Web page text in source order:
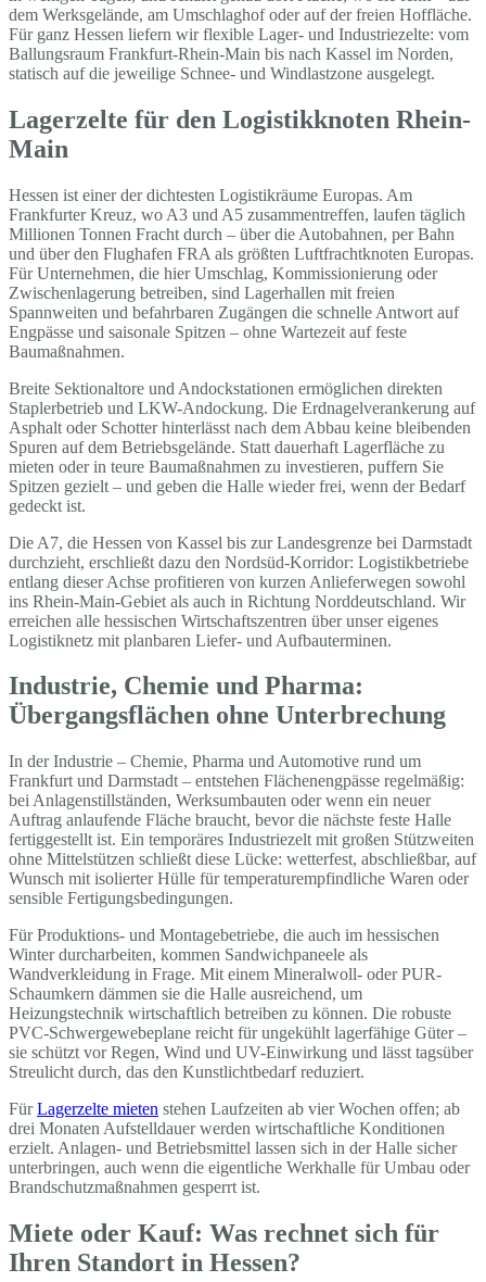
dem Werksgelände, am Umschlaghof oder auf der freien Hoffläche.
Für ganz Hessen liefern wir flexible Lager- und Industriezelte: vom
Ballungsraum Frankfurt-Rhein-Main bis nach Kassel im Norden,
statisch auf die jeweilige Schnee- und Windlastzone ausgelegt.
Lagerzelte für den Logistikknoten Rhein-
Main
Hessen ist einer der dichtesten Logistikräume Europas. Am
Frankfurter Kreuz, wo A3 und A5 zusammentreffen, laufen täglich
Millionen Tonnen Fracht durch – über die Autobahnen, per Bahn
und über den Flughafen FRA als größten Luftfrachtknoten Europas.
Für Unternehmen, die hier Umschlag, Kommissionierung oder
Zwischenlagerung betreiben, sind Lagerhallen mit freien
Spannweiten und befahrbaren Zugängen die schnelle Antwort auf
Engpässe und saisonale Spitzen – ohne Wartezeit auf feste
Baumaßnahmen.
Breite Sektionaltore und Andockstationen ermöglichen direkten
Staplerbetrieb und LKW-Andockung. Die Erdnagelverankerung auf
Asphalt oder Schotter hinterlässt nach dem Abbau keine bleibenden
Spuren auf dem Betriebsgelände. Statt dauerhaft Lagerfläche zu
mieten oder in teure Baumaßnahmen zu investieren, puffern Sie
Spitzen gezielt – und geben die Halle wieder frei, wenn der Bedarf
gedeckt ist.
Die A7, die Hessen von Kassel bis zur Landesgrenze bei Darmstadt
durchzieht, erschließt dazu den Nordsüd-Korridor: Logistikbetriebe
entlang dieser Achse profitieren von kurzen Anlieferwegen sowohl
ins Rhein-Main-Gebiet als auch in Richtung Norddeutschland. Wir
erreichen alle hessischen Wirtschaftszentren über unser eigenes
Logistiknetz mit planbaren Liefer- und Aufbauterminen.
Industrie, Chemie und Pharma:
Übergangsflächen ohne Unterbrechung
In der Industrie – Chemie, Pharma und Automotive rund um
Frankfurt und Darmstadt – entstehen Flächenengpässe regelmäßig:
bei Anlagenstillständen, Werksumbauten oder wenn ein neuer
Auftrag anlaufende Fläche braucht, bevor die nächste feste Halle
fertiggestellt ist. Ein temporäres Industriezelt mit großen Stützweiten
ohne Mittelstützen schließt diese Lücke: wetterfest, abschließbar, auf
Wunsch mit isolierter Hülle für temperaturempfindliche Waren oder
sensible Fertigungsbedingungen.
Für Produktions- und Montagebetriebe, die auch im hessischen
Winter durcharbeiten, kommen Sandwichpaneele als
Wandverkleidung in Frage. Mit einem Mineralwoll- oder PUR-
Schaumkern dämmen sie die Halle ausreichend, um
Heizungstechnik wirtschaftlich betreiben zu können. Die robuste
PVC-Schwergewebeplane reicht für ungekühlt lagerfähige Güter –
sie schützt vor Regen, Wind und UV-Einwirkung und lässt tagsüber
Streulicht durch, das den Kunstlichtbedarf reduziert.
FürLagerzelte mieten stehen Laufzeiten ab vier Wochen offen; ab
drei Monaten Aufstelldauer werden wirtschaftliche Konditionen
erzielt. Anlagen- und Betriebsmittel lassen sich in der Halle sicher
unterbringen, auch wenn die eigentliche Werkhalle für Umbau oder
Brandschutzmaßnahmen gesperrt ist.
Miete oder Kauf: Was rechnet sich für
Ihren Standort in Hessen?